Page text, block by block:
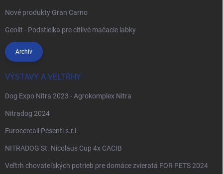
Nové produkty Gran Carno
Geolit - Podstielka pre citlivé mačacie labky
Archív
VÝSTAVY A VELTRHY
Dog Expo Nitra 2023 - Agrokomplex Nitra
Nitradog 2024
Eurocereali Pesenti s.r.l.
NITRADOG St. Nicolaus Cup 4x CACIB
Veľtrh chovateľských potrieb pre domáce zvieratá FOR PETS 2024